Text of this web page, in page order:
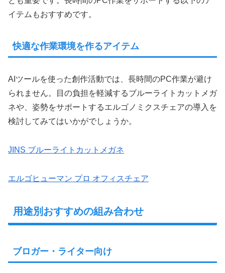
イテムもおすすめです。
快適な作業環境を作るアイテム
AIツールを使った創作活動では、長時間のPC作業が避け
られません。目の負担を軽減するブルーライトカットメガ
ネや、姿勢をサポートするエルゴノミクスチェアの導入を
検討してみてはいかがでしょうか。
JINS ブルーライトカットメガネ
エルゴヒューマン プロ オフィスチェア
用途別おすすめの組み合わせ
ブロガー・ライター向け